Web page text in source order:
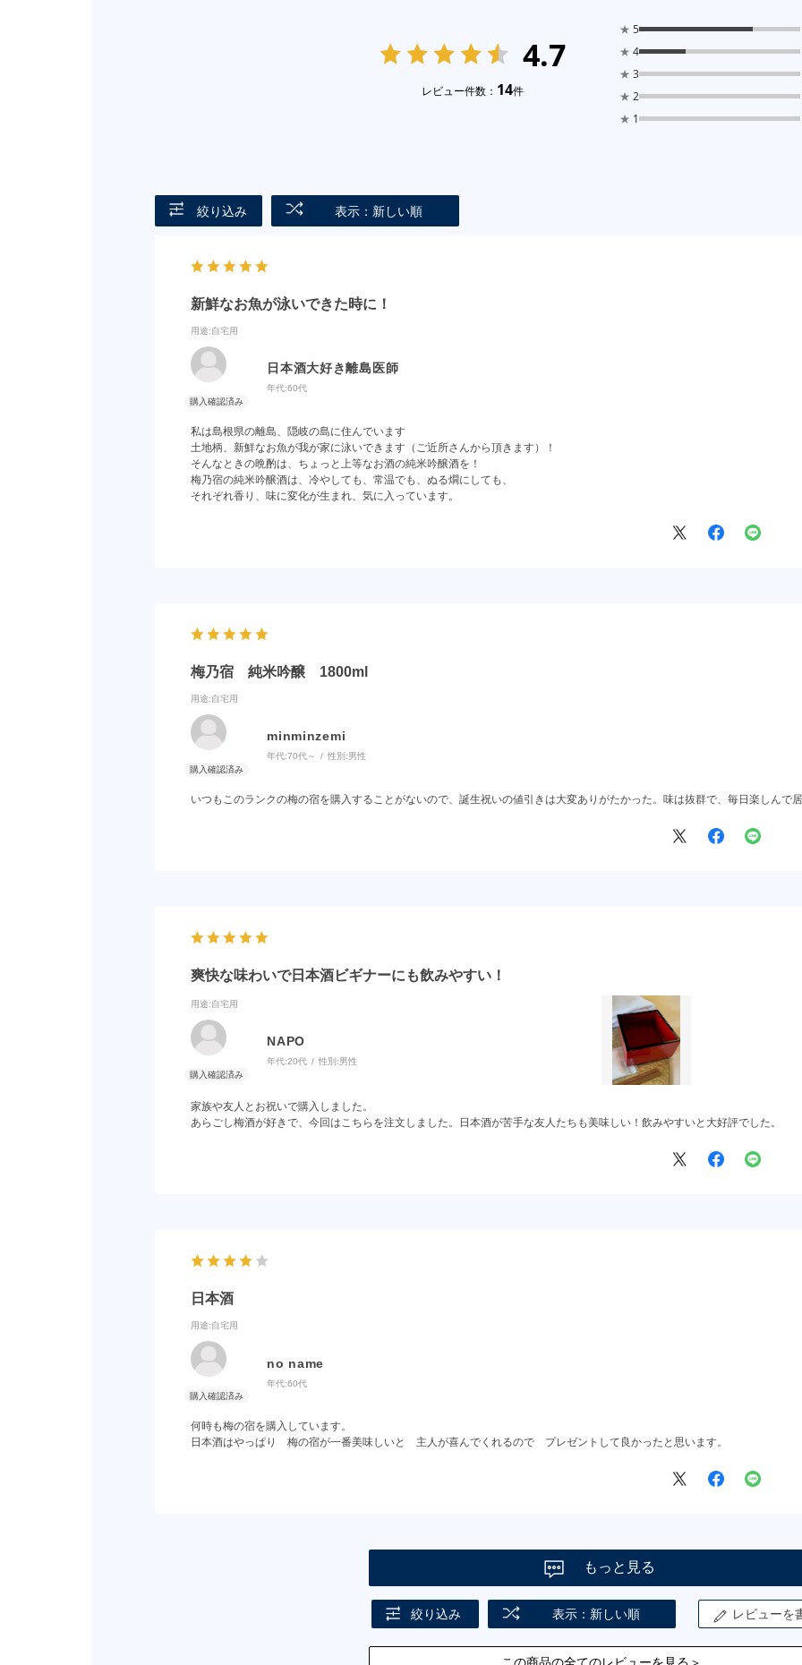
4.7
レビュー件数： 14件
★ 5
★ 4
★ 3
★ 2
★ 1
絞り込み 表示：新しい順
新鮮なお魚が泳いできた時に！
用途:自宅用
日本酒大好き離島医師
年代:60代
私は島根県の離島、隠岐の島に住んでいます
土地柄、新鮮なお魚が我が家に泳いできます（ご近所さんから頂きます）！
そんなときの晩酌は、ちょっと上等なお酒の純米吟醸酒を！
梅乃宿の純米吟醸酒は、冷やしても、常温でも、ぬる燗にしても、
それぞれ香り、味に変化が生まれ、気に入っています。
梅乃宿 純米吟醸 1800ml
用途:自宅用
minminzemi
年代:70代～ 性別:男性
いつもこのランクの梅の宿を購入することがないので、誕生祝いの値引きは大変ありがたかった。味は抜群で、毎日楽しんで居
爽快な味わいで日本酒ビギナーにも飲みやすい！
用途:自宅用
NAPO
年代:20代 性別:男性
家族や友人とお祝いで購入しました。
あらごし梅酒が好きで、今回はこちらを注文しました。日本酒が苦手な友人たちも美味しい！飲みやすいと大好評でした。
日本酒
用途:自宅用
no name
年代:60代
何時も梅の宿を購入しています。
日本酒はやっぱり 梅の宿が一番美味しいと 主人が喜んでくれるので プレゼントして良かったと思います。
もっと見る
絞り込み 表示：新しい順 レビューを